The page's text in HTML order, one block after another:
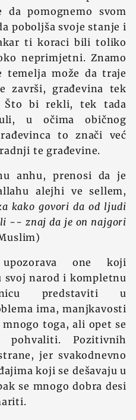
da pomognemo svom
poboljša svoje stanje i
ti koraci bili toliko
neprimjetni. Znamo
temelja može da traje
završi, građevina tek
Što bi rekli, tek tada
u očima običnog
to znači već
te građevine.
anhu, prenosi da je
alejhi ve sellem,
kako govori da od ljudi
-- znaj da je on najgori
one koji
svoj narod i kompletnu
predstaviti u
ima, manjkavosti
toga, ali opet se
Pozitivnih
jer svakodnevno
koji se dešavaju u
se mnogo dobra desi